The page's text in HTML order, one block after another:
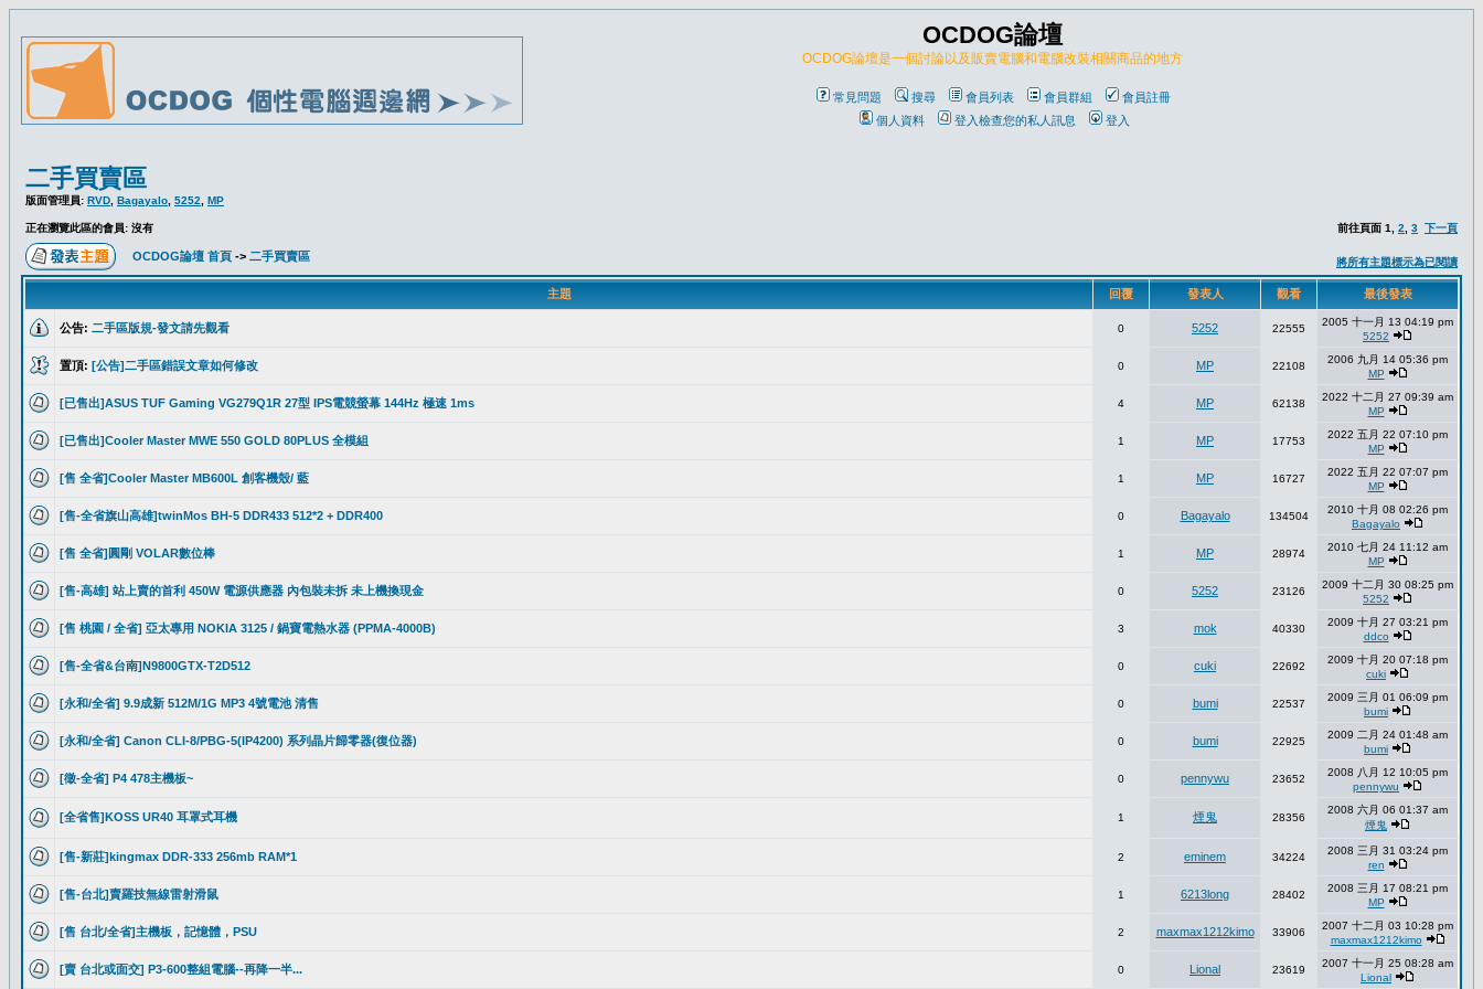
OCDOG論壇
OCDOG論壇是一個討論以及販賣電腦和電腦改裝相關商品的地方
常見問題 搜尋 會員列表 會員群組
會員註冊
個人資料
登入檢查您的私人訊息 登入
二手買賣區
版面管理員: RVD Bagayalo 5252 MP
正在瀏覽此區的會員: 沒有 前往頁面 1 2 3 下一頁
OCDOG論壇 首頁 -> 二手買賣區 將所有主題標示為已閱讀
主題 回覆 發表人 觀看 最後發表
公告: 二手區版規-發文請先觀看 0 5252 22555
2005 十一月 13 04:19 pm
5252
置頂: [公告]二手區錯誤文章如何修改 0 MP 22108
2006 九月 14 05:36 pm
MP
[已售出]ASUS TUF Gaming VG279Q1R 27型 IPS電競螢幕 144Hz 極速 1ms 4 MP 62138
2022 十二月 27 09:39 am
MP
[已售出]Cooler Master MWE 550 GOLD 80PLUS 全模組 1 MP 17753
2022 五月 22 07:10 pm
MP
[售 全省]Cooler Master MB600L 創客機殼/ 藍 1 MP 16727
2022 五月 22 07:07 pm
MP
[售-全省旗山高雄]twinMos BH-5 DDR433 512*2 + DDR400 0 Bagayalo 134504
2010 十月 08 02:26 pm
Bagayalo
[售 全省]圓剛 VOLAR數位棒 1 MP 28974
2010 七月 24 11:12 am
MP
[售-高雄] 站上賣的首利 450W 電源供應器 內包裝未拆 未上機換現金 0 5252 23126
2009 十二月 30 08:25 pm
5252
[售 桃園 / 全省] 亞太專用 NOKIA 3125 / 鍋寶電熱水器 (PPMA-4000B) 3 mok 40330
2009 十月 27 03:21 pm
ddco
[售-全省&台南]N9800GTX-T2D512 0 cuki 22692
2009 十月 20 07:18 pm
cuki
[永和/全省] 9.9成新 512M/1G MP3 4號電池 清售 0 bumi 22537
2009 三月 01 06:09 pm
bumi
[永和/全省] Canon CLI-8/PBG-5(IP4200) 系列晶片歸零器(復位器) 0 bumi 22925
2009 二月 24 01:48 am
bumi
[徵-全省] P4 478主機板~ 0 pennywu 23652
2008 八月 12 10:05 pm
pennywu
[全省售]KOSS UR40 耳罩式耳機 1 煙鬼 28356
2008 六月 06 01:37 am
煙鬼
[售-新莊]kingmax DDR-333 256mb RAM*1 2 eminem 34224
2008 三月 31 03:24 pm
ren
[售-台北]賣羅技無線雷射滑鼠 1 6213long 28402
2008 三月 17 08:21 pm
MP
[售 台北/全省]主機板，記憶體，PSU 2 maxmax1212kimo 33906
2007 十二月 03 10:28 pm
maxmax1212kimo
[賣 台北或面交] P3-600整組電腦--再降一半... 0 Lional 23619
2007 十一月 25 08:28 am
Lional